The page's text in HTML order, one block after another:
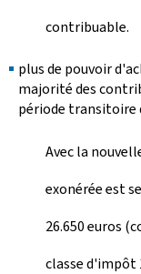
contribuable.
plus de pouvoir
majorité des
période transitoire
Avec la
exonérée est
26.650 euros
classe d'impôt